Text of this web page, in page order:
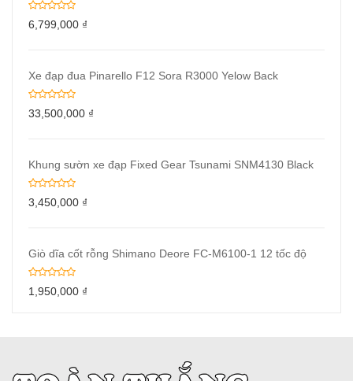
6,799,000 ₫
Xe đạp đua Pinarello F12 Sora R3000 Yelow Back
33,500,000 ₫
Khung sườn xe đạp Fixed Gear Tsunami SNM4130 Black
3,450,000 ₫
Giò dĩa cốt rỗng Shimano Deore FC-M6100-1 12 tốc độ
1,950,000 ₫